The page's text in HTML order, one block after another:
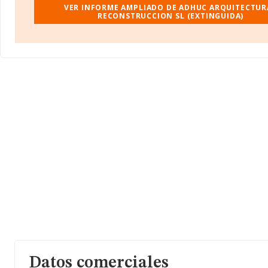
VER INFORME AMPLIADO DE ADHUC
RECONSTRUCCION SL (EXTINGUIDA)
Datos comerciales